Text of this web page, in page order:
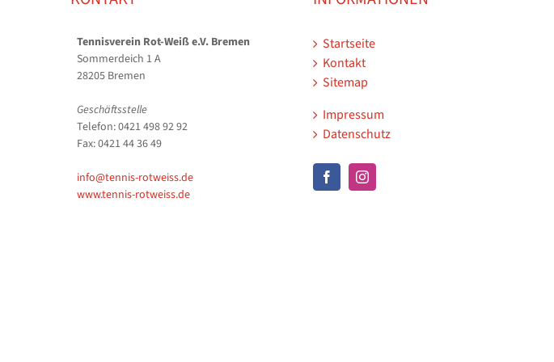
Tennisverein Rot-Weiß e.V. Bremen
Sommerdeich 1 A
28205 Bremen
Geschäftsstelle
Telefon: 0421 498 92 92
Fax: 0421 44 36 49
info@tennis-rotweiss.de
www.tennis-rotweiss.de
Startseite
Kontakt
Sitemap
Impressum
Datenschutz